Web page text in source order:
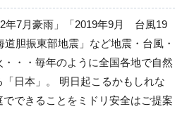
年7月豪雨」「2019年9月 台風19
胆振東部地震」など地震・台風・
・・毎年のように全国各地で自然
日本」。 明日起こるかもしれな
できることをミドリ安全はご提案